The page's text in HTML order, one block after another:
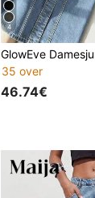
4
35 over
46.74€